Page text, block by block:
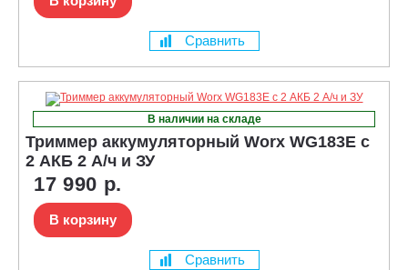
Сравнить
В наличии на складе
Триммер аккумуляторный Worx WG183E с
2 АКБ 2 А/ч и ЗУ
17 990 р.
В корзину
Сравнить